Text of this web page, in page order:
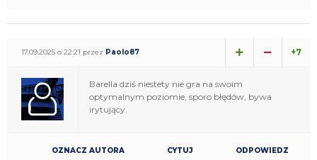
17.09.2025 o 22:21 przez Paolo87 +7
Barella dziś niestety nie gra na swoim
optymalnym poziomie, sporo błędów, bywa
irytujący.
OZNACZ AUTORA CYTUJ ODPOWIEDZ